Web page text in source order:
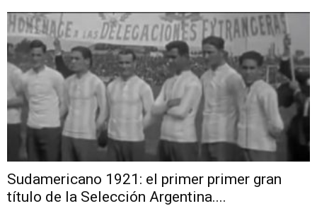
Sudamericano 1921: el primer primer gran
título de la Selección Argentina....